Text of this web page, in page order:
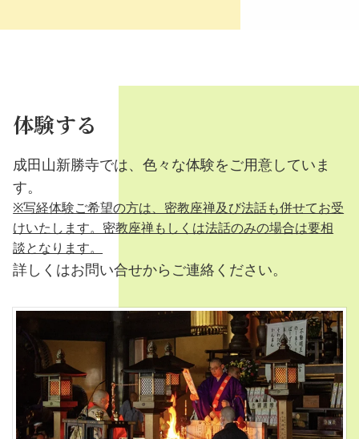
体験する
成田山新勝寺では、色々な体験をご用意していま
す。
※写経体験ご希望の方は、密教座禅及び法話も併せてお受
けいたします。密教座禅もしくは法話のみの場合は要相
談となります。
詳しくはお問い合せからご連絡ください。